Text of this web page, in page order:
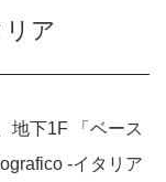
ア
地下1F 「ベース
-イタリア